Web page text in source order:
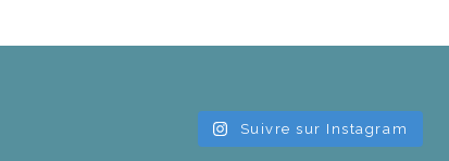
Suivre sur Instagram